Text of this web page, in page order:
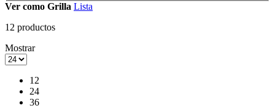
Ver como Grilla Lista
12 productos
Mostrar
12
24
36